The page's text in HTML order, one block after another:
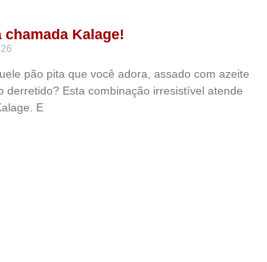
chamada Kalage!
pão pita que você adora, assado com azeite
derretido? Esta combinação irresistível atende
E